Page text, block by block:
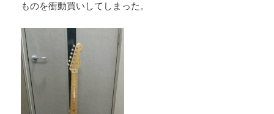
ものを衝動買いしてしまった。